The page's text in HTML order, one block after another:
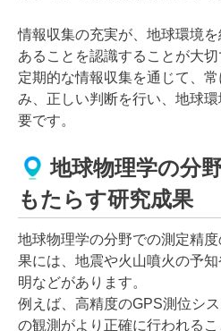
情報収集の充実が、地球環境
あることを認識することが大切
定期的な情報収集を通じて、
み、正しい判断を行い、地球
要です。
地球物理学の分
もたらす研究成果
地球物理学の分野での測定精
果には、地震や火山噴火の予
明などがあります。
例えば、高精度のGPS測位シ
の観測がより正確に行われる